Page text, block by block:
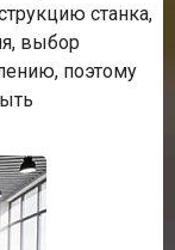
станка,
выбор
поэтому